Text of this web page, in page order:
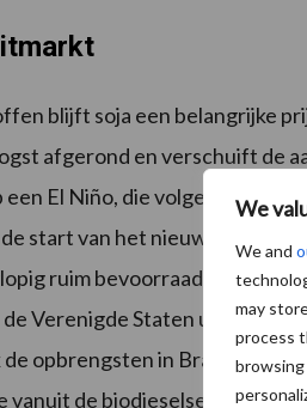
We
We and
may
process
blijft soja een belangrijke
afgerond en verschuift de
El Niño, die volgens de
start van het nieuwe
ruim bevoorraad blijft.
Verenigde Staten
opbrengsten in Brazilië en
vanuit de biodieselsector de